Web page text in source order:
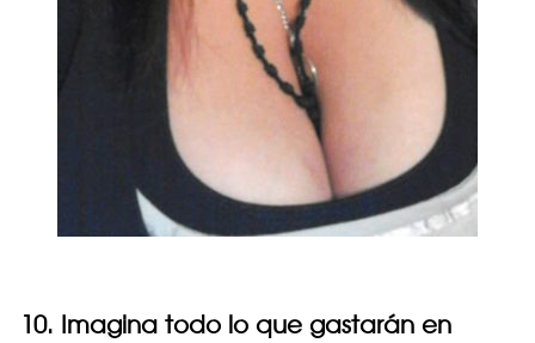
10. Imagina todo lo que gastarán en